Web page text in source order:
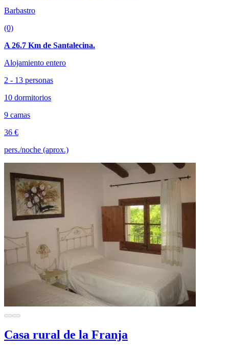
Barbastro
(0)
A 26.7 Km de Santalecina.
Alojamiento entero
2 - 13 personas
10 dormitorios
9 camas
36 €
pers./noche (aprox.)
Casa rural de la Franja